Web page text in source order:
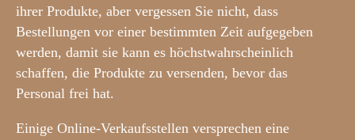
ihrer Produkte, aber vergessen Sie nicht, dass
Bestellungen vor einer bestimmten Zeit aufgegeben
werden, damit sie kann es höchstwahrscheinlich
schaffen, die Produkte zu versenden, bevor das
Personal frei hat.
Einige Online-Verkaufsstellen versprechen eine